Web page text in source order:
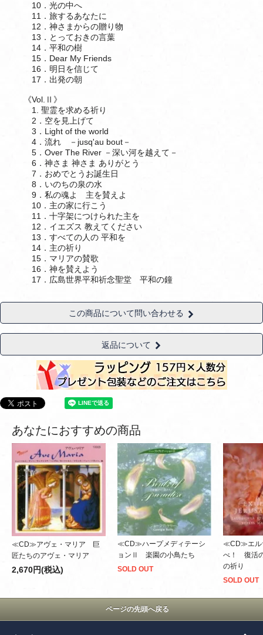
10．光の中へ
11．旅するあなたに
12．神さまからの贈り物
13．とっておきの言葉
14．平和の樹
15．Dear My Friends
16．明日を信じて
17．出発の朝
《Vol.Ⅱ》
1. 聖霊を求める祈り
2．空を見上げて
3．Light of the world
4．流れ －jusq'au bout－
5．Over The River －深い河を越えて－
6．神さま 神さま ありがとう
7．おめでとうお誕生日
8．いのちの泉の水
9．私の魂よ 主を賛えよ
10．主の家に行こう
11．十字架につけられた主を
12．イエズス 教えてください
13．すべての人の 平和を
14．主の祈り
15．マリアの賛歌
16．神を賛えよう
17．広島世界平和祈念聖堂 平和の鐘
この商品について問い合わせる
返品について
あなたにおすすめの商品
≪CD≫アヴェ・マリア 巨
匠たちのアヴェ・マリア
2,670円(税込)
≪CD≫ハープメディテーシ
ョンⅡ 楽園の小鳥たち
SOLD OUT
≪CD≫エル
べ！ 復活
の祈り
SOLD OUT
ページの先頭へ戻る